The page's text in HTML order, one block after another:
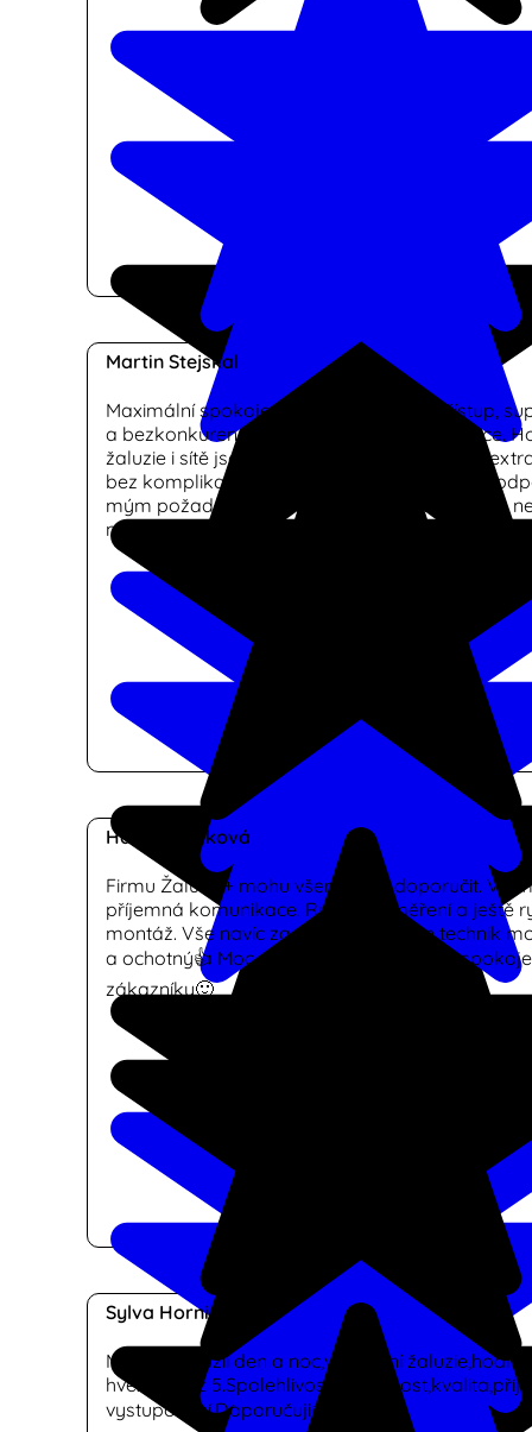
Martin Stejskal
Maximální spokojenost! Skvělý lidský přístup,
a bezkonkurenční rychlost dodání a instalace.
žaluzie i sítě jsou v top kvalitě, vše proběhlo
bez komplikací. Bylo mi i doporučeno, co by
mým požadavkům. Vřele doporučuji! Určitě to
naposledy, kdy služby firmy Žaluzie+ využiji.
Hana Haráková
Firmu Žaluzie+ mohu všem vřele doporučit.
příjemná komunikace. Rychlé zaměření a ještě
montáž. Vše navíc za super ceny. Pan technik
a ochotný👍 Moc děkuji a přeji jen samé
zákazníky🙂
Sylva Horniserova
Montáž žaluzií den a noc,vertikální
hvězdiček z
vystupování.Doporučuji👍